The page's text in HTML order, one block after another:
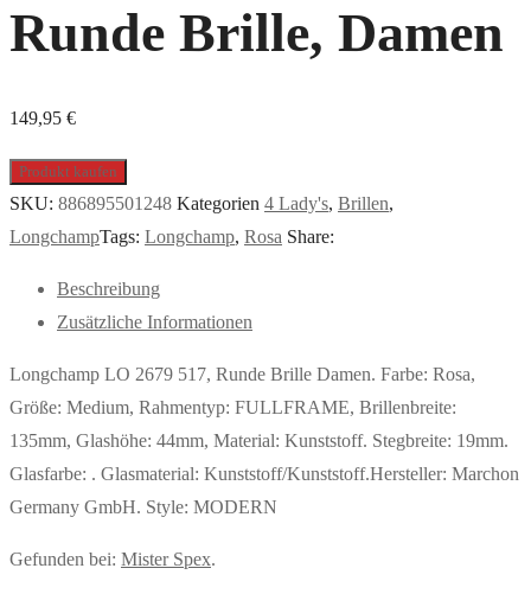
Runde Brille, Damen
149,95 €
Produkt kaufen
SKU: 886895501248 Kategorien 4 Lady's, Brillen,
LongchampTags: Longchamp, Rosa Share:
Beschreibung
Zusätzliche Informationen
Longchamp LO 2679 517, Runde Brille Damen. Farbe: Rosa,
Größe: Medium, Rahmentyp: FULLFRAME, Brillenbreite:
135mm, Glashöhe: 44mm, Material: Kunststoff. Stegbreite: 19mm.
Glasfarbe: . Glasmaterial: Kunststoff/Kunststoff.Hersteller: Marchon
Germany GmbH. Style: MODERN
Gefunden bei: Mister Spex.